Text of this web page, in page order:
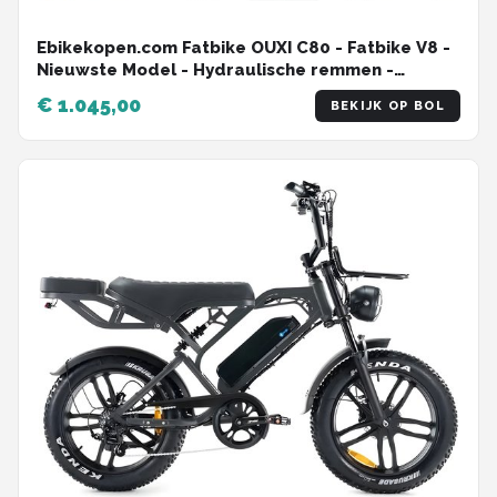
Ebikekopen.com Fatbike OUXI C80 - Fatbike V8 -
Nieuwste Model - Hydraulische remmen -
2025/2026 Model - Incl. Slot - Telefoonhouder -
Alarmsysteem - NFC-chip - Voetensteuntje - Met
Accessoires - Straatlegaal - Ebike - Elektrische
Fiets - OUXI
€ 1.045,00 BEKIJK OP BOL